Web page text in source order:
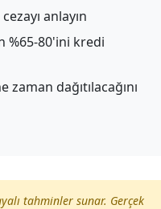
anlayın
%65-80'ini kredi
dağıtılacağını
tahminler sunar. Gerçek